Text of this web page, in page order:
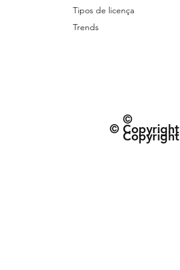
Tipos de licença
Trends
©
Copyright
© Copyright